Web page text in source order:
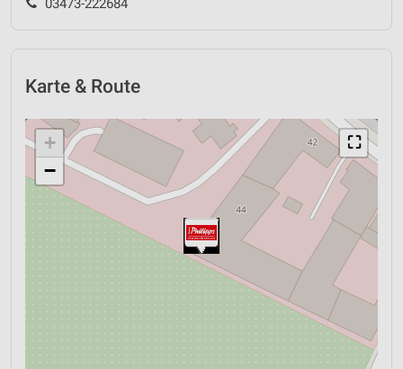
03473-222684
Karte & Route
⛶
+
−